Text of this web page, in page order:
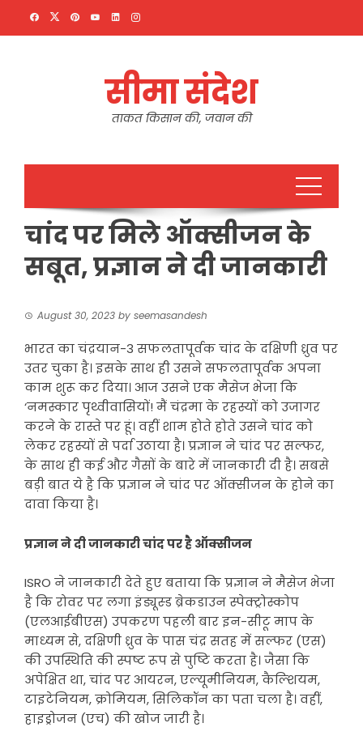
सीमा संदेश
ताकत किसान की, जवान की
चांद पर मिले ऑक्सीजन के
सबूत, प्रज्ञान ने दी जानकारी
August 30, 2023 by seemasandesh
भारत का चंद्रयान-3 सफलतापूर्वक चांद के दक्षिणी ध्रुव पर
उतर चुका है। इसके साथ ही उसने सफलतापूर्वक अपना
काम शुरू कर दिया। आज उसने एक मैसेज भेजा कि
‘नमस्कार पृथ्वीवासियों! मैं चंद्रमा के रहस्यों को उजागर
करने के रास्ते पर हूं। वहीं शाम होते होते उसने चांद को
लेकर रहस्यों से पर्दा उठाया है। प्रज्ञान ने चांद पर सल्फर,
के साथ ही कई और गैसों के बारे में जानकारी दी है। सबसे
बड़ी बात ये है कि प्रज्ञान ने चांद पर ऑक्सीजन के होने का
दावा किया है।
प्रज्ञान ने दी जानकारी चांद पर है ऑक्सीजन
ISRO ने जानकारी देते हुए बताया कि प्रज्ञान ने मैसेज भेजा
है कि रोवर पर लगा इंड्यूस्ड ब्रेकडाउन स्पेक्ट्रोस्कोप
(एलआईबीएस) उपकरण पहली बार इन-सीटू माप के
माध्यम से, दक्षिणी ध्रुव के पास चंद्र सतह में सल्फर (एस)
की उपस्थिति की स्पष्ट रूप से पुष्टि करता है। जैसा कि
अपेक्षित था, चांद पर आयरन, एल्यूमीनियम, कैल्शियम,
टाइटेनियम, क्रोमियम, सिलिकॉन का पता चला है। वहीं,
हाइड्रोजन (एच) की खोज जारी है।